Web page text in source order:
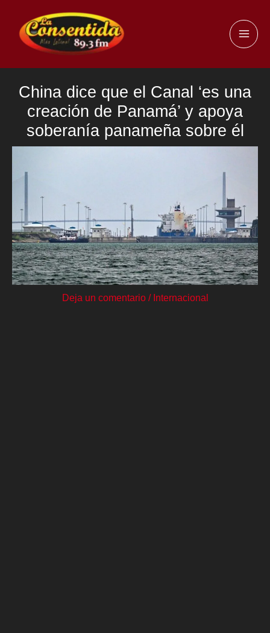
contenido
China dice que el Canal ‘es una
creación de Panamá’ y apoya
soberanía panameña sobre él
Deja un comentario / Internacional